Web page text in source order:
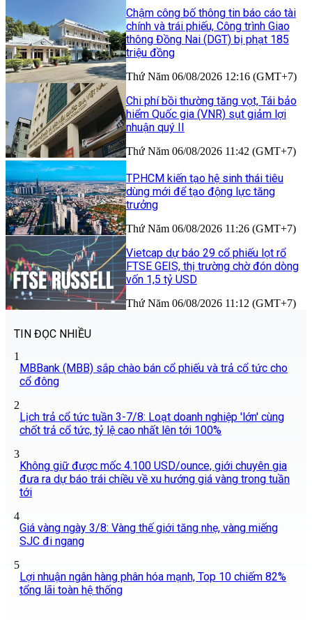
Chậm công bố thông tin báo cáo tài
chính và trái phiếu, Công trình Giao
thông Đồng Nai (DGT) bị phạt 185
triệu đồng
Thứ Năm 06/08/2026 12:16 (GMT+7)
Chi phí bồi thường tăng vọt, Tái bảo
hiểm Quốc gia (VNR) sụt giảm lợi
nhuận quý II
Thứ Năm 06/08/2026 11:42 (GMT+7)
TP.HCM kiến tạo hệ sinh thái tiêu
dùng mới để tạo động lực tăng
trưởng
Thứ Năm 06/08/2026 11:26 (GMT+7)
Vietcap dự báo 29 cổ phiếu lọt rổ
FTSE GEIS, thị trường chờ đón dòng
vốn 1,5 tỷ USD
Thứ Năm 06/08/2026 11:12 (GMT+7)
TIN ĐỌC NHIỀU
1
MBBank (MBB) sắp chào bán cổ phiếu và trả cổ tức cho
cổ đông
2
Lịch trả cổ tức tuần 3-7/8: Loạt doanh nghiệp 'lớn' cùng
chốt trả cổ tức, tỷ lệ cao nhất lên tới 100%
3
Không giữ được mốc 4.100 USD/ounce, giới chuyên gia
đưa ra dự báo trái chiều về xu hướng giá vàng trong tuần
tới
4
Giá vàng ngày 3/8: Vàng thế giới tăng nhẹ, vàng miếng
SJC đi ngang
5
Lợi nhuận ngân hàng phân hóa mạnh, Top 10 chiếm 82%
tổng lãi toàn hệ thống